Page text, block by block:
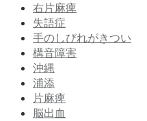
右片麻痺
失語症
手のしびれがきつい
構音障害
沖縄
浦添
片麻痺
脳出血